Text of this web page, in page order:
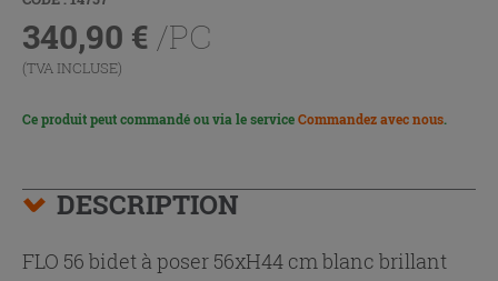
340,90 € /PC
(TVA INCLUSE)
Ce produit peut commandé ou via le serviceCommandez avec nous.
DESCRIPTION
FLO 56 bidet à poser 56xH44 cm blanc brillant